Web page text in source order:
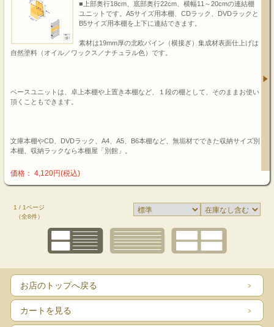
■上部奥行18cm、底部奥行22cm、横幅11～20cmの連結棚
ユニットです。A5サイズ用本棚、CDラック、DVDラックと
B5サイズ用本棚を上下に連結できます。
素材は19mm厚の北欧パイン（横接ぎ）集成材表面仕上げは
自然塗料（オイル／ワックス／ナチュラル色）です。
ベースユニットは、卓上本棚や上置き本棚など、１段の棚として、そのままお使い
頂くこともできます。
文庫本棚やCD、DVDラック、A4、A5、B6本棚など、無垢材でできた収納サイズ別
本棚、収納ラックなら本棚屋「別館」。
価格： 4,120円(税込)
1 / 1ページ
（全8件）
お店のトップへ戻る
カートを見る